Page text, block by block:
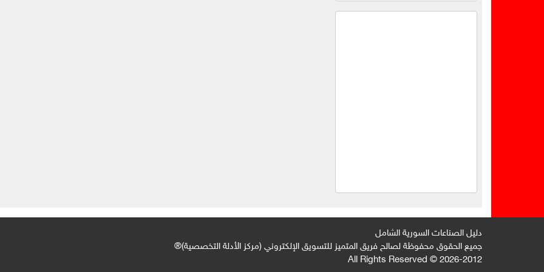
دليل الصناعات السورية الشامل
جميع الحقوق محفوظة لصالح فريق المتميز للتسويق الإلكتروني (مركز الأدلة التخصصية)®
2026-2012 © All Rights Reserved